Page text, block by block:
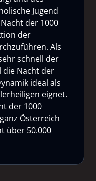
Jugend
der 1000
der
Als
schnell der
die Nacht der
ideal als
eignet.
der 1000
Österreich
über 50.000